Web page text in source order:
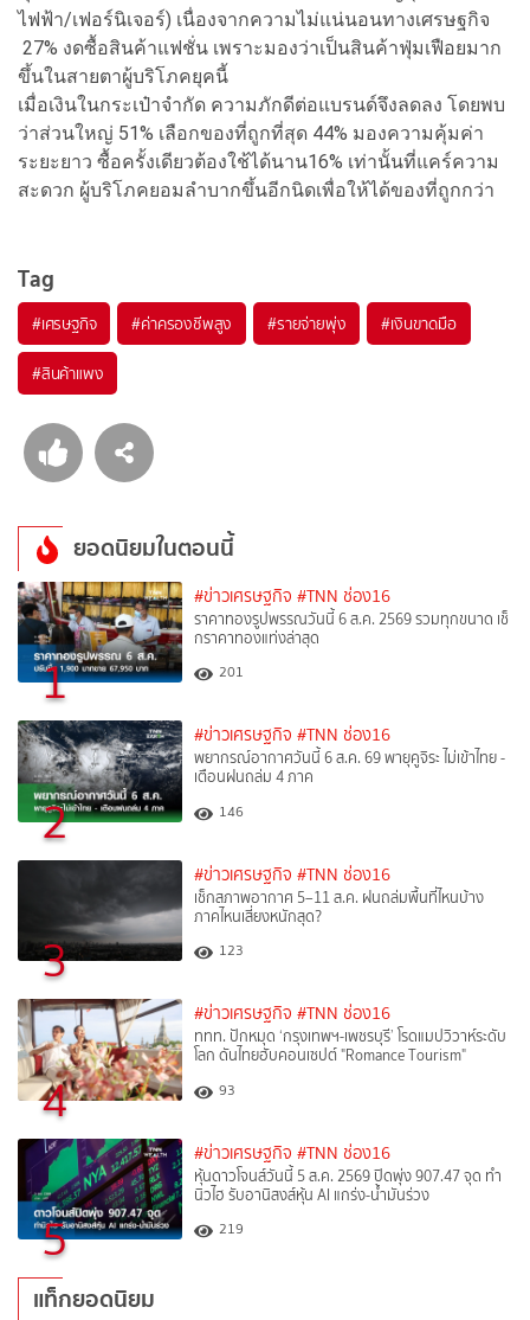
ไฟฟ้า/เฟอร์นิเจอร์) เนื่องจากความไม่แน่นอนทางเศรษฐกิจ
27% งดซื้อสินค้าแฟชั่น เพราะมองว่าเป็นสินค้าฟุ่มเฟือยมาก
ขึ้นในสายตาผู้บริโภคยุคนี้
เมื่อเงินในกระเป๋าจำกัด ความภักดีต่อแบรนด์จึงลดลง โดยพบ
ว่าส่วนใหญ่ 51% เลือกของที่ถูกที่สุด 44% มองความคุ้มค่า
ระยะยาว ซื้อครั้งเดียวต้องใช้ได้นาน16% เท่านั้นที่แคร์ความ
สะดวก ผู้บริโภคยอมลำบากขึ้นอีกนิดเพื่อให้ได้ของที่ถูกกว่า
Tag
#เศรษฐกิจ #ค่าครองชีพสูง #รายจ่ายพุ่ง #เงินขาดมือ
#สินค้าแพง
ยอดนิยมในตอนนี้
1
#ข่าวเศรษฐกิจ #TNN ช่อง16
ราคาทองรูปพรรณวันนี้ 6 ส.ค. 2569 รวมทุกขนาด เช็
กราคาทองแท่งล่าสุด
201
2
#ข่าวเศรษฐกิจ #TNN ช่อง16
พยากรณ์อากาศวันนี้ 6 ส.ค. 69 พายุคูจิระ ไม่เข้าไทย -
เตือนฝนถล่ม 4 ภาค
146
3
#ข่าวเศรษฐกิจ #TNN ช่อง16
เช็กสภาพอากาศ 5–11 ส.ค. ฝนถล่มพื้นที่ไหนบ้าง
ภาคไหนเสี่ยงหนักสุด?
123
4
#ข่าวเศรษฐกิจ #TNN ช่อง16
ททท. ปักหมุด ‘กรุงเทพฯ-เพชรบุรี’ โรดแมปวิวาห์ระดับ
โลก ดันไทยฮับคอนเซปต์ "Romance Tourism"
93
5
#ข่าวเศรษฐกิจ #TNN ช่อง16
หุ้นดาวโจนส์วันนี้ 5 ส.ค. 2569 ปิดพุ่ง 907.47 จุด ทำ
นิวไฮ รับอานิสงส์หุ้น AI แกร่ง-น้ำมันร่วง
219
แท็กยอดนิยม